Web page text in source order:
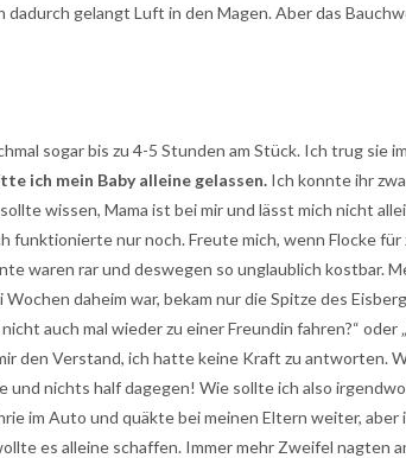
gelangt Luft in den Magen. Aber das
sogar bis zu 4-5 Stunden am Stück. Ich trug sie
ich mein Baby alleine gelassen. Ich konnte ihr
wissen, Mama ist bei mir und lässt mich nicht
funktionierte nur noch. Freute mich, wenn Flocke für
waren rar und deswegen so unglaublich kostbar.
daheim war, bekam nur die Spitze des
auch mal wieder zu einer Freundin fahren?“ oder
den Verstand, ich hatte keine Kraft zu antworten.
und nichts half dagegen! Wie sollte ich also
im Auto und quäkte bei meinen Eltern weiter, aber
es alleine schaffen. Immer mehr Zweifel nagten